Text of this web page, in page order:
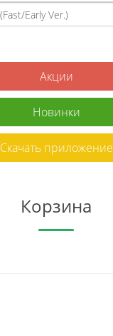
Акции
Новинки
Скачать приложение
Корзина